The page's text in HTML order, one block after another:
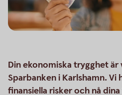
Din ekonomiska trygghet är
Sparbanken i Karlshamn. Vi
finansiella risker och nå